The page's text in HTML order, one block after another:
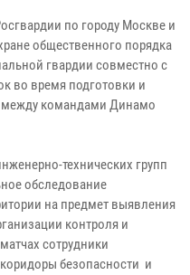
по городу Москве и
общественного порядка
гвардии совместно с
во время подготовки и
между командами Динамо
технических групп
обследование
на предмет выявления
контроля и
сотрудники
безопасности и